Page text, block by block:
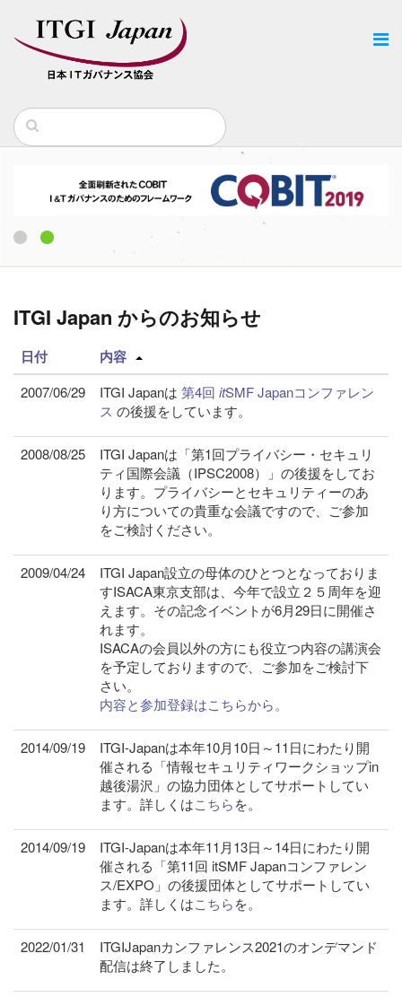
ITGI Japan からのお知らせ
日付 内容
2007/06/29 ITGI Japanは 第4回 itSMF Japanコンファレン
ス の後援をしています。
2008/08/25
ITGI Japanは「第1回プライバシー・セキュリ
ティ国際会議（IPSC2008）」の後援をしてお
ります。プライバシーとセキュリティーのあ
り方についての貴重な会議ですので、ご参加
をご検討ください。
2009/04/24
ITGI Japan設立の母体のひとつとなっておりま
すISACA東京支部は、今年で設立２５周年を迎
えます。その記念イベントが6月29日に開催さ
れます。
ISACAの会員以外の方にも役立つ内容の講演会
を予定しておりますので、ご参加をご検討下
さい。
内容と参加登録はこちらから。
2014/09/19
ITGI-Japanは本年10月10日～11日にわたり開
催される「情報セキュリティワークショップin
越後湯沢」の協力団体としてサポートしてい
ます。詳しくはこちらを。
2014/09/19
ITGI-Japanは本年11月13日～14日にわたり開
催される「第11回 itSMF Japanコンファレン
ス/EXPO」の後援団体としてサポートしてい
ます。詳しくはこちらを。
2022/01/31
ITGIJapanカンファレンス2021のオンデマンド
配信は終了しました。